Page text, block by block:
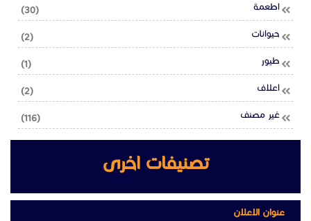
(30) اطعمة
(2) حيوانات
(1) طيور
(2) اعلاف
(116) غير مصنف
تصنيفات اخرى
عنوان الاعلان